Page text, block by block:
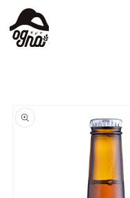
ンツに
進む
ABOUT
報にス
キップ